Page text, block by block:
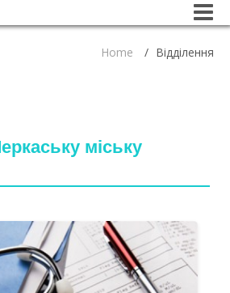
Toggle
Home / Відділення
міську